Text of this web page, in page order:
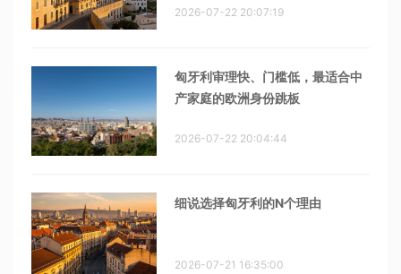
2026-07-22 20:07:19
匈牙利审理快、门槛低，最适合中
产家庭的欧洲身份跳板
2026-07-22 20:04:44
细说选择匈牙利的N个理由
2026-07-21 16:35:00